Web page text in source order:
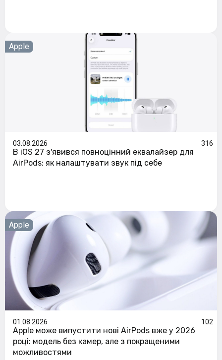
Apple
03.08.2026 316
В iOS 27 з'явився повноцінний еквалайзер для
AirPods: як налаштувати звук під себе
Apple
01.08.2026 102
Apple може випустити нові AirPods вже у 2026
році: модель без камер, але з покращеними
можливостями